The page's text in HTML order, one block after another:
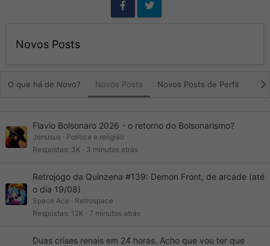
Novos Posts
O que há de Novo? Novos Posts Novos Posts de Perfil
Flavio Bolsonaro 2026 - o retorno do Bolsonarismo?
Jenusus
Política e religião
Respostas 3K 3 minutos atrás
Retrojogo da Quinzena #139: Demon Front, de arcade (até
o dia 19/08)
Space Ace
Retrospace
Respostas 12K 7 minutos atrás
Duas crises renais em 24 horas. Acho que vou ter que